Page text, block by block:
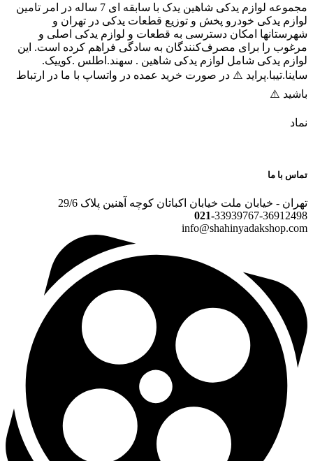
مجموعه لوازم یدکی شاهین یدک با سابقه ای 7 ساله در امر تامین
لوازم یدکی خودرو پخش و توزیع قطعات یدکی در تهران و
شهرستانها امکان دسترسی به قطعات و لوازم یدکی اصلی و
مرغوب را برای مصرف‌کنندگان به سادگی فراهم کرده است. این
لوازم یدکی شامل لوازم یدکی شاهین . سهند.اطلس .کوییک.
ساینا.تیبا.پراید ⚠️ در صورت خرید عمده در واتساپ با ما در ارتباط
باشید ⚠️
نماد
تماس با ما
تهران - خیابان ملت خیابان اکباتان کوچه آهنین پلاک 29/6
021-33939767-36912498
info@shahinyadakshop.com